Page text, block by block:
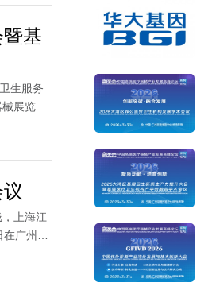
基
生服务
展览会
上海江
广州空